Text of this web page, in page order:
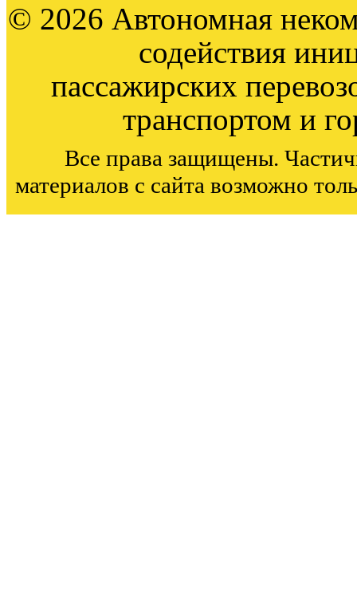
© 2026 Автономная
содействия
пассажирских
транспортом и
Все права защищены.
материалов с сайта возможно